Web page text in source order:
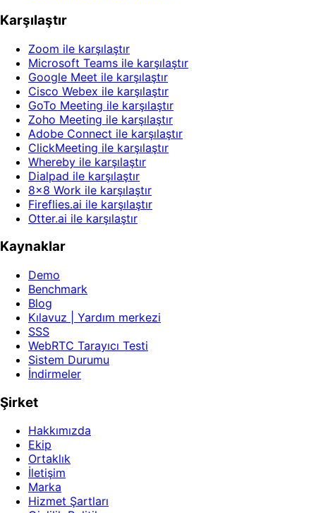
Karşılaştır
Zoom ile karşılaştır
Microsoft Teams ile karşılaştır
Google Meet ile karşılaştır
Cisco Webex ile karşılaştır
GoTo Meeting ile karşılaştır
Zoho Meeting ile karşılaştır
Adobe Connect ile karşılaştır
ClickMeeting ile karşılaştır
Whereby ile karşılaştır
Dialpad ile karşılaştır
8x8 Work ile karşılaştır
Fireflies.ai ile karşılaştır
Otter.ai ile karşılaştır
Kaynaklar
Demo
Benchmark
Blog
Kılavuz | Yardım merkezi
SSS
WebRTC Tarayıcı Testi
Sistem Durumu
İndirmeler
Şirket
Hakkımızda
Ekip
Ortaklık
İletişim
Marka
Hizmet Şartları